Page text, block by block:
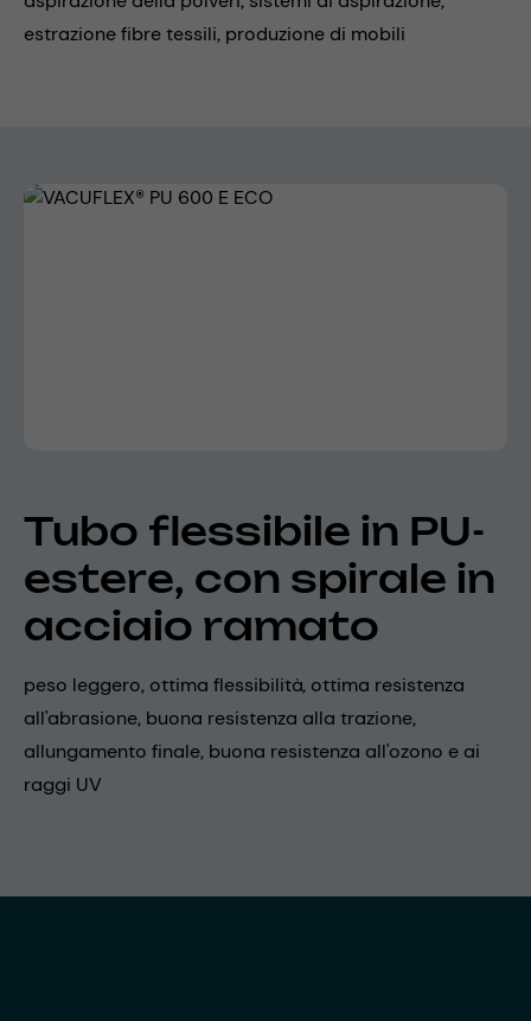
estrazione fibre tessili, produzione di mobili
Skip image gallery
Tubo flessibile in PU-
estere, con spirale in
acciaio ramato
peso leggero, ottima flessibilità, ottima resistenza
all'abrasione, buona resistenza alla trazione,
allungamento finale, buona resistenza all'ozono e ai
raggi UV